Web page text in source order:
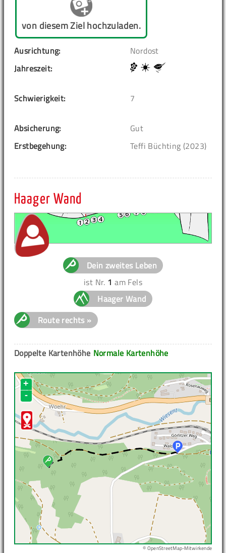
von diesem Ziel hochzuladen.
Ausrichtung:
Nordost
Jahreszeit:
Schwierigkeit: 7
Absicherung:
Gut
Erstbegehung:
Teffi Büchting (2023)
Haager Wand
Dein zweites Leben
ist Nr. 1 am Fels
Haager Wand
Route rechts »
Normale Kartenhöhe
Doppelte Kartenhöhe
+
-
© OpenStreetMap-Mitwirkende